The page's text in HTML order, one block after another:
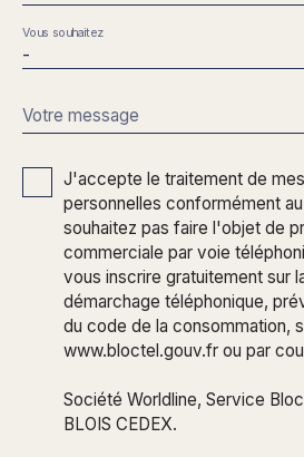
-
Vous souhaitez
Votre message
J'accepte le traitement de
personnelles conformément au
souhaitez pas faire l'objet de
commerciale par voie
vous inscrire gratuitement sur
démarchage téléphonique,
du code de la consommation,
www.bloctel.gouv.fr ou par
Société Worldline, Service
BLOIS CEDEX.